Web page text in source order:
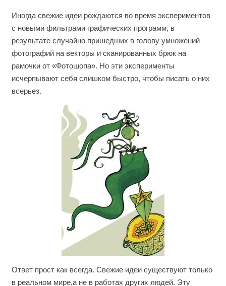
Иногда свежие идеи рождаются во время экспериментов
с новыми фильтрами графических программ, в
результате случайно пришедших в голову умножений
фотографий на векторы и сканированных брюк на
рамочки от «Фотошопа». Но эти эксперименты
исчерпывают себя слишком быстро, чтобы писать о них
всерьез.
Ответ прост как всегда. Свежие идеи существуют только
в реальном мире,а не в работах других людей. Эту